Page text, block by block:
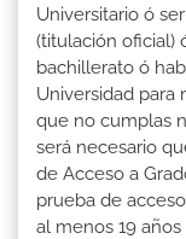
Universitario ó
(titulación oficial)
bachillerato ó
Universidad para
que no cumplas
será necesario
de Acceso a
prueba de
al menos 19